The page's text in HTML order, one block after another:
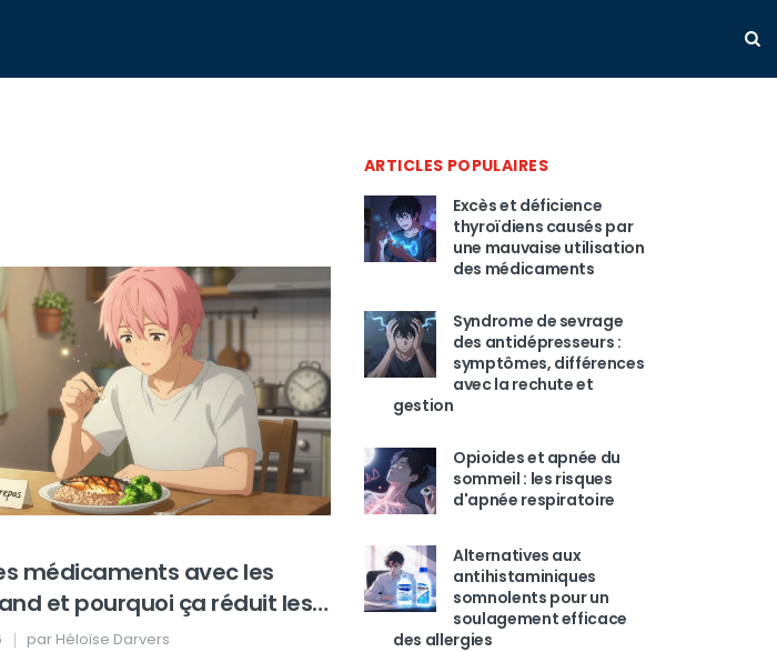
médicaments avec les
et pourquoi ça réduit les
par Héloïse Darvers
ARTICLES POPULAIRES
Excès et déficience
thyroïdiens causés par
une mauvaise utilisation
des médicaments
Syndrome de sevrage
des antidépresseurs :
symptômes, différences
avec la rechute et
gestion
Opioides et apnée du
sommeil : les risques
d'apnée respiratoire
Alternatives aux
antihistaminiques
somnolents pour un
soulagement efficace
des allergies